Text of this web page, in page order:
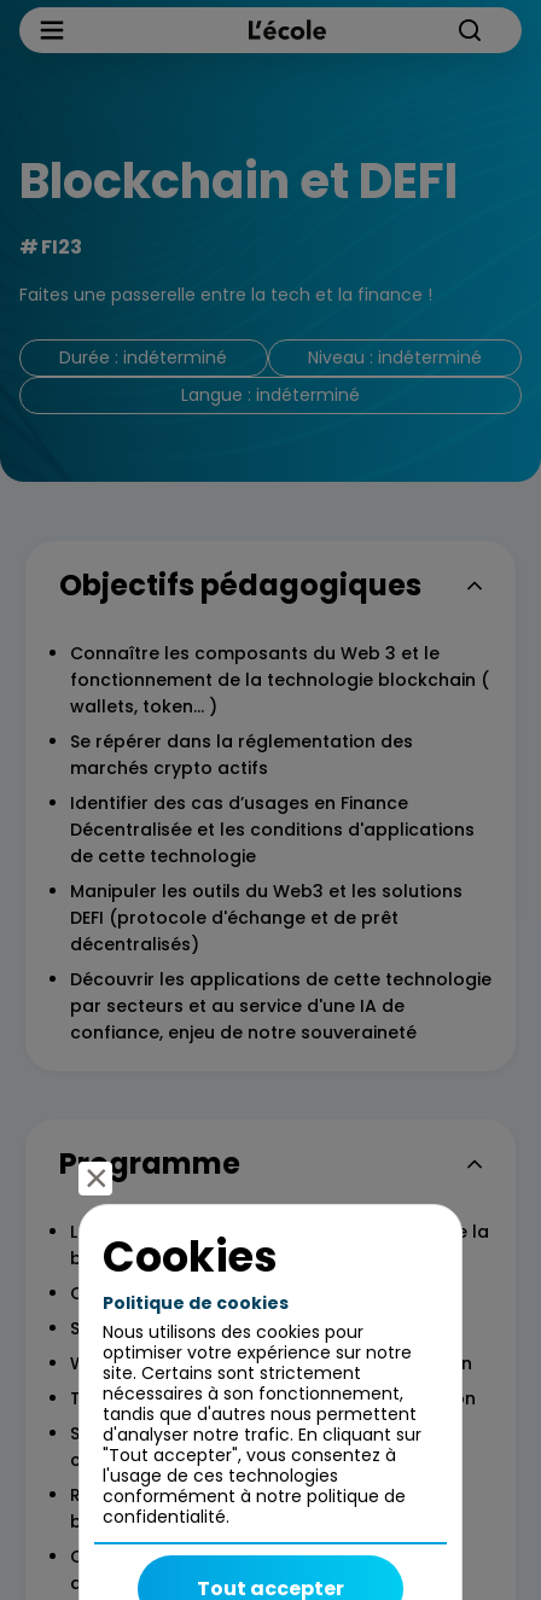
Blockchain et DEFI​
FI23
Faites une passerelle entre la tech et la finance !
Durée : indéterminé
Niveau : indéterminé
Langue : indéterminé
Objectifs pédagogiques
Connaître les composants du Web 3 et le
fonctionnement de la technologie blockchain (
wallets, token... )
Se répérer dans la réglementation des
marchés crypto actifs
Identifier des cas d’usages en Finance
Décentralisée et les conditions d'applications
de cette technologie
Manipuler les outils du Web3 et les solutions
DEFI (protocole d'échange et de prêt
décentralisés)
Découvrir les applications de cette technologie
par secteurs et au service d'une IA de
confiance, enjeu de notre souveraineté
Programme
Les principes et mécanismes structurants de la
blockchain
Crypto-actifs et tokens (dont RWA)
Smart contracts et protocoles
Wallet et clés : différents modèles de gestion
Types de blockchain et stratégie de sélection
Stratégies d’attaques et méthodes de
confidentialités
Réglementation (MiCA (UE), Stablecoin
bill/Genious act (US))
Cas d’usages finances : MNBC de gros et de
détails, stratégie des acteurs du marché
Cookies
Politique de cookies
Nous utilisons des cookies pour
optimiser votre expérience sur notre
site. Certains sont strictement
nécessaires à son fonctionnement,
tandis que d'autres nous permettent
d'analyser notre trafic. En cliquant sur
"Tout accepter", vous consentez à
l'usage de ces technologies
conformément à notre politique de
confidentialité.
Tout accepter